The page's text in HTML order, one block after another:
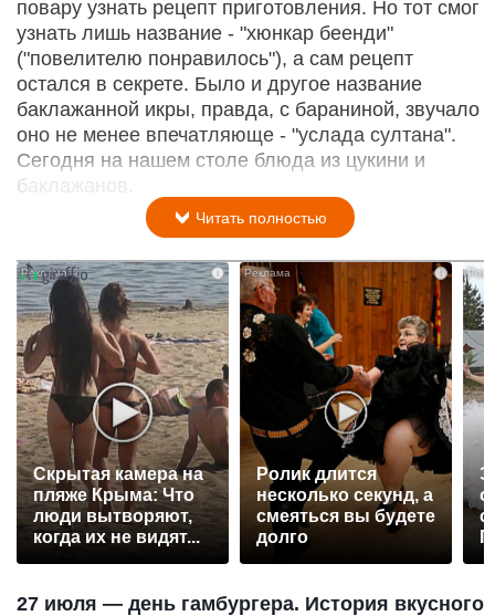
повару узнать рецепт приготовления. Но тот смог
узнать лишь название - "хюнкар беенди"
("повелителю понравилось"), а сам рецепт
остался в секрете. Было и другое название
баклажанной икры, правда, с бараниной, звучало
оно не менее впечатляюще - "услада султана".
Сегодня на нашем столе блюда из цукини и
баклажанов.
Читать полностью
i
Скрытая камера на
пляже Крыма: Что
люди вытворяют,
когда их не видят...
Ролик длится
несколько секунд, а
смеяться вы будете
долго
27 июля — день гамбургера. История вкусного